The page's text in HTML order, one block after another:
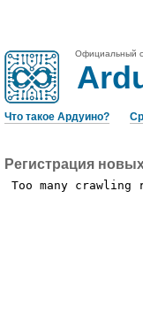
Официальный
Что такое Ардуино?
Регистрация